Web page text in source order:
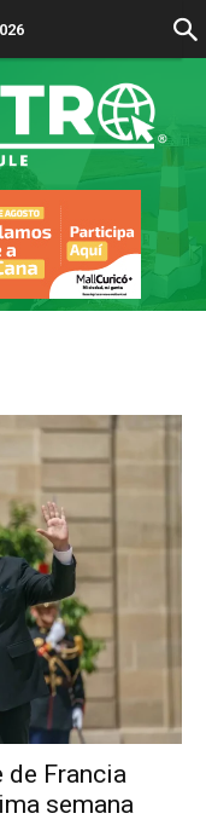
de Francia
semana